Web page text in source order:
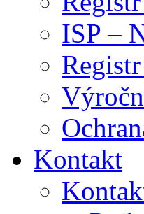
ISP –
Kontakt